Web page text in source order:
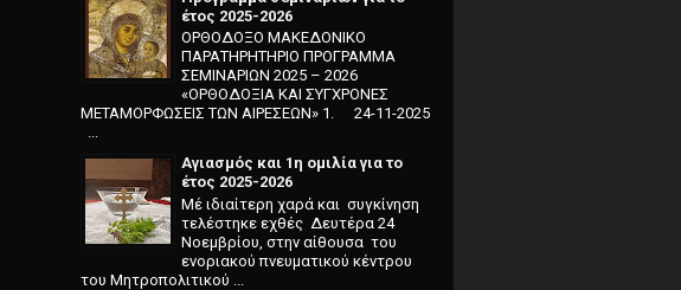
έτος 2025-2026
ΟΡΘΟΔΟΞΟ ΜΑΚΕΔΟΝΙΚΟ
ΠΑΡΑΤΗΡΗΤΗΡΙΟ ΠΡΟΓΡΑΜΜΑ
ΣΕΜΙΝΑΡΙΩΝ 2025 – 2026
«ΟΡΘΟΔΟΞΙΑ ΚΑΙ ΣΥΓΧΡΟΝΕΣ
ΜΕΤΑΜΟΡΦΩΣΕΙΣ ΤΩΝ ΑΙΡΕΣΕΩΝ» 1. 24-11-2025
...
Αγιασμός και 1η ομιλία για το
έτος 2025-2026
Μέ ιδιαίτερη χαρά και συγκί­νηση
τελέστηκε εχθές Δευτέρα 24
Νοεμβρίου, στην αίθουσα του
ενοριακού πνευματικού κέντρου
του Μητροπολιτικού ...